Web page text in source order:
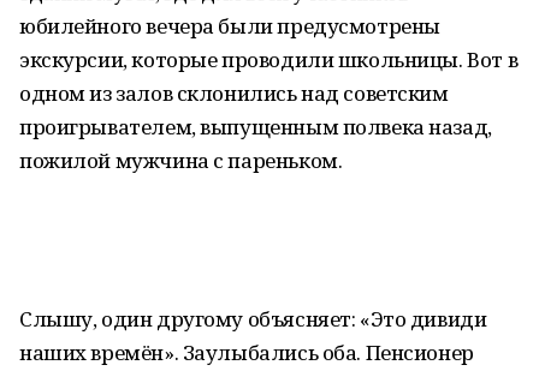
юбилейного вечера были предусмотрены
экскурсии, которые проводили школьницы. Вот в
одном из залов склонились над советским
проигрывателем, выпущенным полвека назад,
пожилой мужчина с пареньком.
Слышу, один другому объясняет: «Это дивиди
наших времён». Заулыбались оба. Пенсионер